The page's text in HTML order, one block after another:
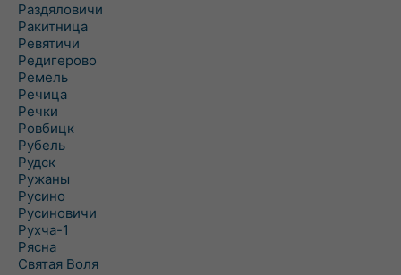
Раздяловичи
Ракитница
Ревятичи
Редигерово
Ремель
Речица
Речки
Ровбицк
Рубель
Рудск
Ружаны
Русино
Русиновичи
Рухча-1
Рясна
Святая Воля